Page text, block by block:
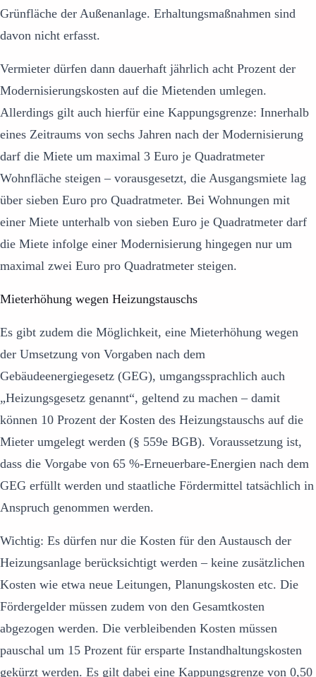
Grünfläche der Außenanlage. Erhaltungsmaßnahmen sind
davon nicht erfasst.
Vermieter dürfen dann dauerhaft jährlich acht Prozent der
Modernisierungskosten auf die Mietenden umlegen.
Allerdings gilt auch hierfür eine Kappungsgrenze: Innerhalb
eines Zeitraums von sechs Jahren nach der Modernisierung
darf die Miete um maximal 3 Euro je Quadratmeter
Wohnfläche steigen – vorausgesetzt, die Ausgangsmiete lag
über sieben Euro pro Quadratmeter. Bei Wohnungen mit
einer Miete unterhalb von sieben Euro je Quadratmeter darf
die Miete infolge einer Modernisierung hingegen nur um
maximal zwei Euro pro Quadratmeter steigen.
Mieterhöhung wegen Heizungstauschs
Es gibt zudem die Möglichkeit, eine Mieterhöhung wegen
der Umsetzung von Vorgaben nach dem
Gebäudeenergiegesetz (GEG), umgangssprachlich auch
„Heizungsgesetz genannt“, geltend zu machen – damit
können 10 Prozent der Kosten des Heizungstauschs auf die
Mieter umgelegt werden (§ 559e BGB). Voraussetzung ist,
dass die Vorgabe von 65 %-Erneuerbare-Energien nach dem
GEG erfüllt werden und staatliche Fördermittel tatsächlich in
Anspruch genommen werden.
Wichtig: Es dürfen nur die Kosten für den Austausch der
Heizungsanlage berücksichtigt werden – keine zusätzlichen
Kosten wie etwa neue Leitungen, Planungskosten etc. Die
Fördergelder müssen zudem von den Gesamtkosten
abgezogen werden. Die verbleibenden Kosten müssen
pauschal um 15 Prozent für ersparte Instandhaltungskosten
gekürzt werden. Es gilt dabei eine Kappungsgrenze von 0,50